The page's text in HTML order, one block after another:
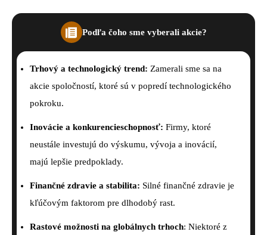
Podľa čoho sme vyberali akcie?
Trhový a technologický trend: Zamerali sme sa na
akcie spoločností, ktoré sú v popredí technologického
pokroku.
Inovácie a konkurencieschopnosť: Firmy, ktoré
neustále investujú do výskumu, vývoja a inovácií,
majú lepšie predpoklady.
Finančné zdravie a stabilita: Silné finančné zdravie je
kľúčovým faktorom pre dlhodobý rast.
Rastové možnosti na globálnych trhoch: Niektoré z